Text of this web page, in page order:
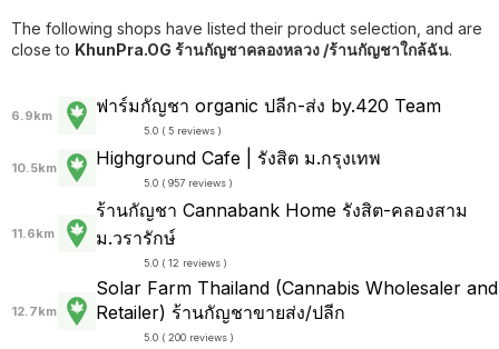
The following shops have listed their product selection, and are
close to KhunPra.OG ร้านกัญชาคลองหลวง /ร้านกัญชาใกล้ฉัน.
6.9km ฟาร์มกัญชา organic ปลีก-ส่ง by.420 Team
5.0 ( 5 reviews )
10.5km Highground Cafe | รังสิต ม.กรุงเทพ
5.0 ( 957 reviews )
11.6km
ร้านกัญชา Cannabank Home รังสิต-คลองสาม
ม.วรารักษ์
5.0 ( 12 reviews )
12.7km
Solar Farm Thailand (Cannabis Wholesaler and
Retailer) ร้านกัญชาขายส่ง/ปลีก
5.0 ( 200 reviews )